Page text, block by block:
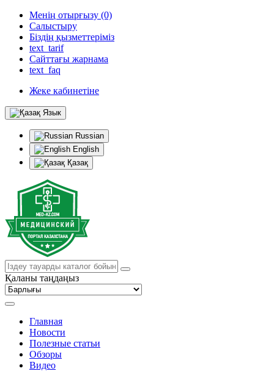
Менің отырғызу (0)
Салыстыру
Біздің қызметтеріміз
text_tarif
Сайттағы жарнама
text_faq
Жеке кабинетіне
Язык
Russian
English
Қазақ
Қаланы таңдаңыз
Главная
Новости
Полезные статьи
Обзоры
Видео